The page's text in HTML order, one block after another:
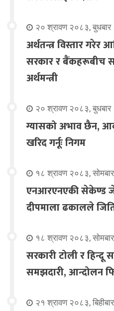
२० श्रावण २०८३, बुधबार
अर्थतन्त्र विस्तार गरेर
सरकार र बैंकहरूबीच
अर्थमन्त्री
२० श्रावण २०८३, बुधबार
ग्यासको अभाव छैन,
खरिद गर्नूः निगम
१८ श्रावण २०८३, सोमबार
एनआरएनएकी सेकेण्ड
दीपमाला ढकालले
१८ श्रावण २०८३, सोमबार
सरकारी टोली र हिन्दू
समझदारी, आन्दोलन
२१ श्रावण २०८३, बिहीबार